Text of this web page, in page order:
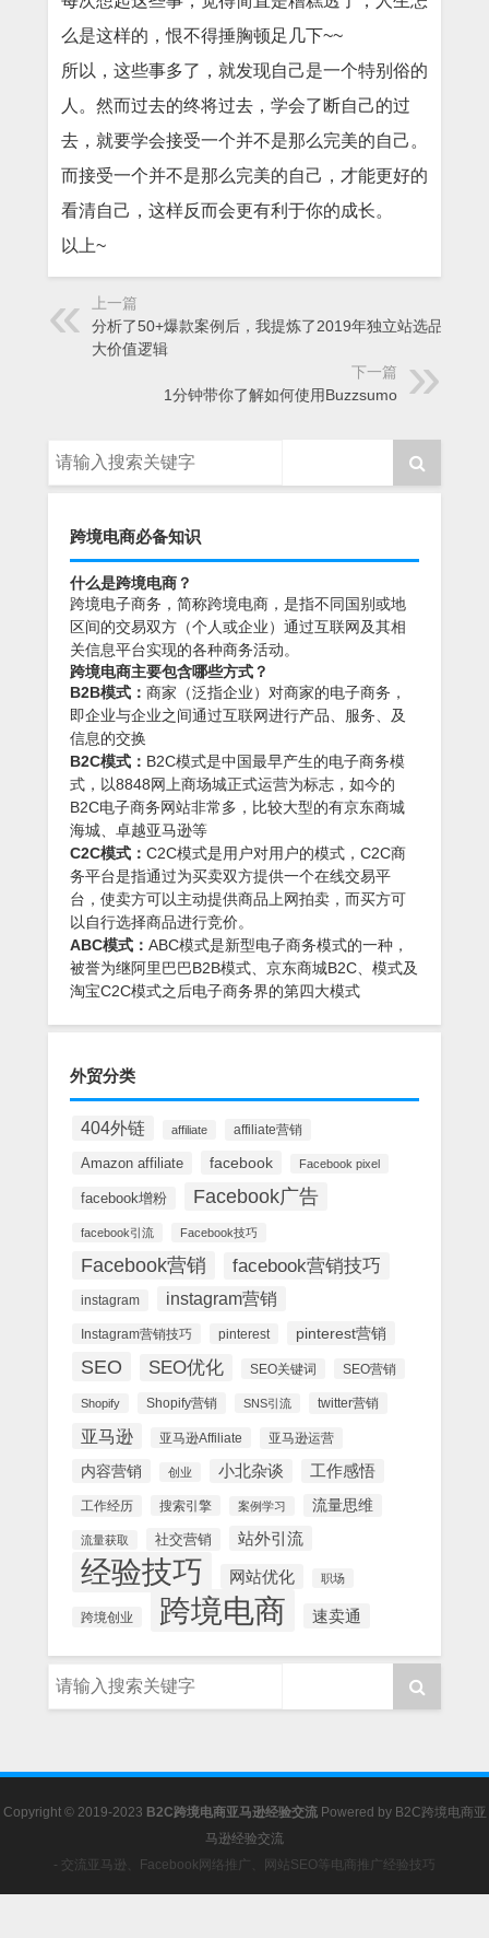
么是这样的，恨不得捶胸顿足几下~~
所以，这些事多了，就发现自己是一个特别俗的
人。然而过去的终将过去，学会了断自己的过
去，就要学会接受一个并不是那么完美的自己。
而接受一个并不是那么完美的自己，才能更好的
看清自己，这样反而会更有利于你的成长。
以上~
上一篇
分析了50+爆款案例后，我提炼了2019年独立站选品的七
大价值逻辑
下一篇
1分钟带你了解如何使用Buzzsumo
跨境电商必备知识
什么是跨境电商？
跨境电子商务，简称跨境电商，是指不同国别或地
区间的交易双方（个人或企业）通过互联网及其相
关信息平台实现的各种商务活动。
跨境电商主要包含哪些方式？
B2B模式： 商家（泛指企业）对商家的电子商务，
即企业与企业之间通过互联网进行产品、服务、及
信息的交换
B2C模式： B2C模式是中国最早产生的电子商务模
式，以8848网上商场城正式运营为标志，如今的
B2C电子商务网站非常多，比较大型的有京东商城
海城、卓越亚马逊等
C2C模式： C2C模式是用户对用户的模式，C2C商
务平台是指通过为买卖双方提供一个在线交易平
台，使卖方可以主动提供商品上网拍卖，而买方可
以自行选择商品进行竞价。
ABC模式： ABC模式是新型电子商务模式的一种，
被誉为继阿里巴巴B2B模式、京东商城B2C、模式及
淘宝C2C模式之后电子商务界的第四大模式
外贸分类
404外链 affiliate affiliate营销
Amazon affiliate facebook Facebook pixel
facebook增粉 Facebook广告
facebook引流 Facebook技巧
Facebook营销 facebook营销技巧
instagram instagram营销
Instagram营销技巧 pinterest pinterest营销
SEO SEO优化 SEO关键词 SEO营销
Shopify Shopify营销 SNS引流 twitter营销
亚马逊 亚马逊Affiliate 亚马逊运营
内容营销 创业 小北杂谈 工作感悟
工作经历 搜索引擎 案例学习 流量思维
流量获取 社交营销 站外引流
经验技巧 网站优化 职场
跨境创业 跨境电商 速卖通
Copyright © 2019-2023 B2C跨境电商亚马逊经验交流 Powered by B2C跨境电商亚
马逊经验交流
- 交流亚马逊、Facebook网络推广、网站SEO等电商推广经验技巧